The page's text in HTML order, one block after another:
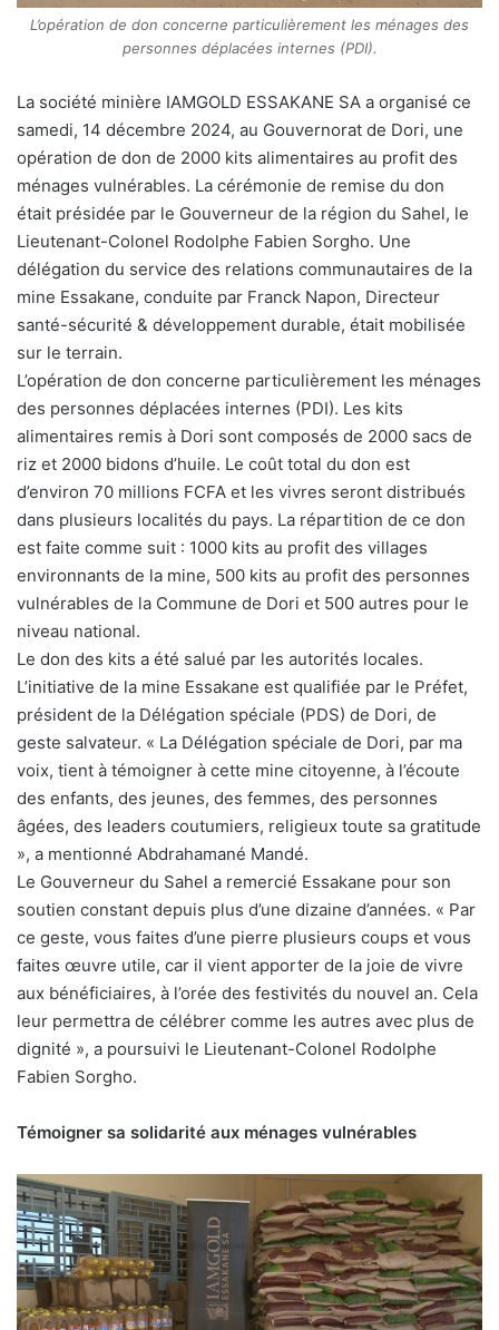
L’opération de don concerne particulièrement les ménages des
personnes déplacées internes (PDI).
La société minière IAMGOLD ESSAKANE SA a organisé ce
samedi, 14 décembre 2024, au Gouvernorat de Dori, une
opération de don de 2000 kits alimentaires au profit des
ménages vulnérables. La cérémonie de remise du don
était présidée par le Gouverneur de la région du Sahel, le
Lieutenant-Colonel Rodolphe Fabien Sorgho. Une
délégation du service des relations communautaires de la
mine Essakane, conduite par Franck Napon, Directeur
santé-sécurité & développement durable, était mobilisée
sur le terrain.
L’opération de don concerne particulièrement les ménages
des personnes déplacées internes (PDI). Les kits
alimentaires remis à Dori sont composés de 2000 sacs de
riz et 2000 bidons d’huile. Le coût total du don est
d’environ 70 millions FCFA et les vivres seront distribués
dans plusieurs localités du pays. La répartition de ce don
est faite comme suit : 1000 kits au profit des villages
environnants de la mine, 500 kits au profit des personnes
vulnérables de la Commune de Dori et 500 autres pour le
niveau national.
Le don des kits a été salué par les autorités locales.
L’initiative de la mine Essakane est qualifiée par le Préfet,
président de la Délégation spéciale (PDS) de Dori, de
geste salvateur. « La Délégation spéciale de Dori, par ma
voix, tient à témoigner à cette mine citoyenne, à l’écoute
des enfants, des jeunes, des femmes, des personnes
âgées, des leaders coutumiers, religieux toute sa gratitude
», a mentionné Abdrahamané Mandé.
Le Gouverneur du Sahel a remercié Essakane pour son
soutien constant depuis plus d’une dizaine d’années. « Par
ce geste, vous faites d’une pierre plusieurs coups et vous
faites œuvre utile, car il vient apporter de la joie de vivre
aux bénéficiaires, à l’orée des festivités du nouvel an. Cela
leur permettra de célébrer comme les autres avec plus de
dignité », a poursuivi le Lieutenant-Colonel Rodolphe
Fabien Sorgho.
Témoigner sa solidarité aux ménages vulnérables